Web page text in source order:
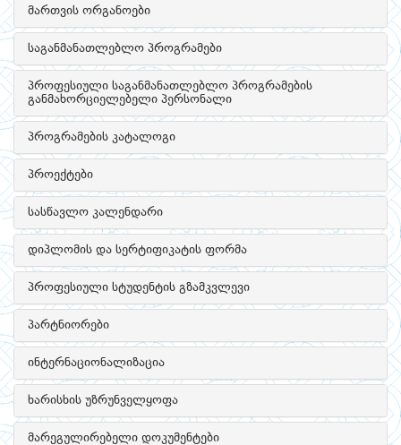
მართვის ორგანოები
საგანმანათლებლო პროგრამები
პროფესიული საგანმანათლებლო პროგრამების
განმახორციელებელი პერსონალი
პროგრამების კატალოგი
პროექტები
სასწავლო კალენდარი
დიპლომის და სერტიფიკატის ფორმა
პროფესიული სტუდენტის გზამკვლევი
პარტნიორები
ინტერნაციონალიზაცია
ხარისხის უზრუნველყოფა
მარეგულირებელი დოკუმენტები